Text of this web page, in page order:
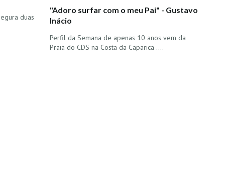
duas
"Adoro surfar com o meu Pai" - Gustavo
Inácio
Perfil da Semana de apenas 10 anos vem da
Praia do CDS na Costa da Caparica ....